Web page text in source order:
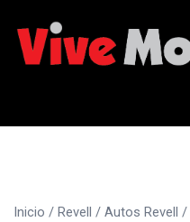
contenido
Inicio / Revell / Autos Revell /